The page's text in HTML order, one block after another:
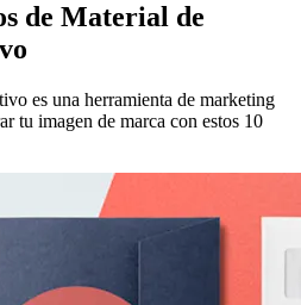
de Material de
es una herramienta de marketing
tu imagen de marca con estos 10